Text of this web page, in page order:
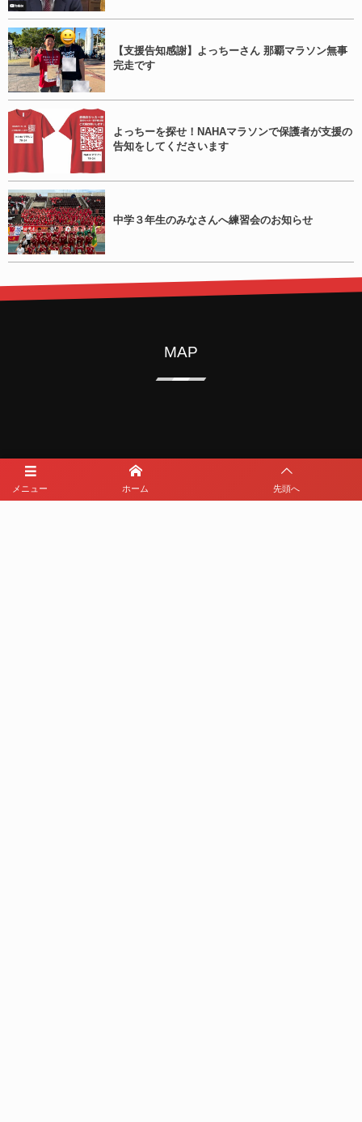
【支援告知感謝】よっちーさん 那覇マラソン無事
完走です
よっちーを探せ！NAHAマラソンで保護者が支援の
告知をしてくださいます
中学３年生のみなさんへ練習会のお知らせ
メニュー ホーム 先頭へ
MAP